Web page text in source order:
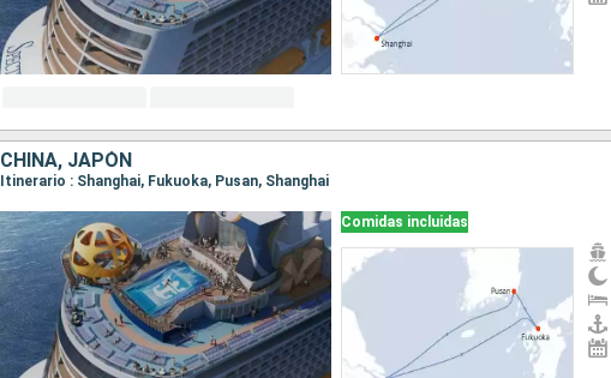
CHINA, JAPÓN
Itinerario : Shanghai, Fukuoka, Pusan, Shanghai
Comidas incluidas